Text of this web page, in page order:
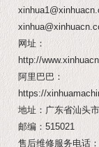
网址：
http://
阿里巴巴：
https://
地址：广东省汕头
邮编：515021
售后维修服务电话：